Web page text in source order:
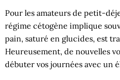
Pour les amateurs de petit-
régime cétogène implique
pain, saturé en glucides, est
Heureusement, de nouvelles
débuter vos journées avec un